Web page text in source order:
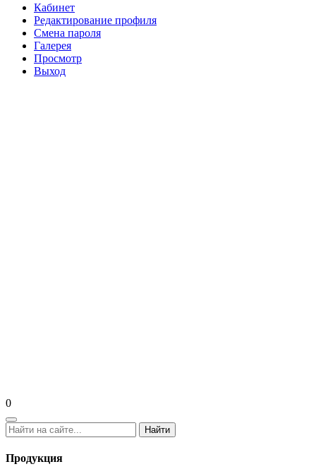
Кабинет
Редактирование профиля
Смена пароля
Галерея
Просмотр
Выход
0
Найти
Продукция